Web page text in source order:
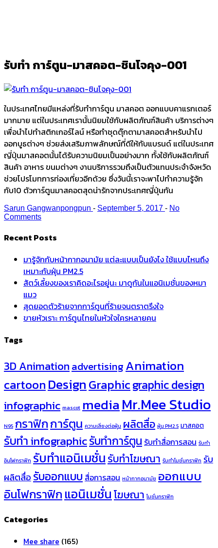
รับทำ การ์ตูน-มาสคอต-ชินโจคุง-001
ในประเทศไทยมีแหล่งที่รับทำการ์ตูน มาสคอต ออกแบบคาแรกเตอร์
มากมาย แต่ในประเทศเรานั้นนิยมใช้กับผลิตภัณฑ์สินค้า บริการต่างๆ
เพื่อนำไปทำสติกเกอร์ไลน์ หรือทำชุดตุ๊กตามาสคอตสำหรับนำไป
ออกบูธต่างๆ ช่วยส่งเสริมภาพลักษณ์ที่ดีให้กับแบรนด์ แต่ในประเทศ
ญี่ปุ่นมาสคอตนั้นได้รับความนิยมเป็นอย่างมาก ทั้งใช้กับผลิตภัณฑ์
สินค้า อาหาร ขนมต่างๆ งานบริการรวมถึงเป็นตัวแทนประจำจังหวัด
ช่วยโปรโมทการท่องเที่ยวอีกด้วย ซึ่งวันนี้เราจะพาไปทำความรู้จัก
กับ10 ตัวการ์ตูนมาสคอตสุดน่ารักจากประเทศญี่ปุ่นกัน
Sarun Gangwanpongpun - September 5, 2017 - No
Comments
Recent Posts
มารู้จักกับหน้ากากอนามัย แต่ละแบบเป็นยังไง ใช้แบบไหนถึง
เหมาะกับฝุ่น PM2.5
สัตว์เลี้ยงของเราคิดอะไรอยู่นะ มาดูกันในแอนิเมชั่นของหมา
แมว
สุดยอดตัวร้ายจากการ์ตูนที่ร้ายจนตราตรึงใจ
ขายหัวเราะ การ์ตูนไทยในหัวใจใครหลายคน
Tags
3D AnimationadvertisingAnimation
cartoonDesignGraphicgraphic design
infographic mascot mediaMr.Mee Studio
N95 กราฟิกการ์ตูน ความเสี่ยงต่อฝุ่น ผลิตสื่อ ฝุ่น PM2.5 มาสคอต
รับทำ infographicรับทำการ์ตูน รับทำสื่อการสอน รับทำ
อินโฟกราฟิก รับทำแอนิเมชั่นรับทำโฆษณา รับทำโมชั่นกราฟิก รับ
ผลิตสื่อ รับออกแบบ สื่อการสอน หน้ากากอนามัย ออกแบบ
อินโฟกราฟิก แอนิเมชั่นโฆษณา โมชั่นกราฟิก
Categories
Mee share (165)